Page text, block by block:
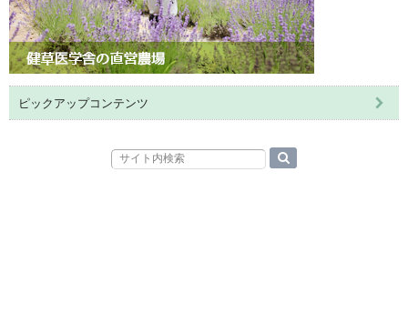
ピックアップコンテンツ